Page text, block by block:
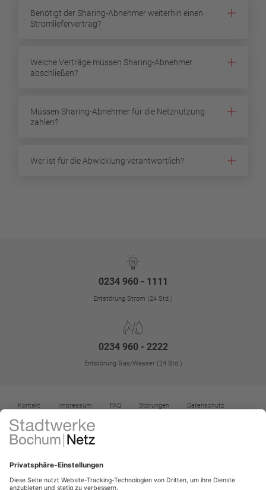
Benötigt der Sharing-Abnehmer weiterhin einen
Stromliefervertrag?
Welche Verträge müssen Sharing-Abnehmer
abschließen?
Müssen Sharing-Abnehmer für die Netznutzung
zahlen?
Wer ist für die Abwicklung verantwortlich?
0234 960 - 1111
Entstörung Strom (24 Std.)
0234 960 - 2222
Entstörung Gas/Wasser (24 Std.)
Kontakt Impressum FAQ Störungen
Datenschutz
Datenschutz-Einstellungen
Vertrag widerrufen